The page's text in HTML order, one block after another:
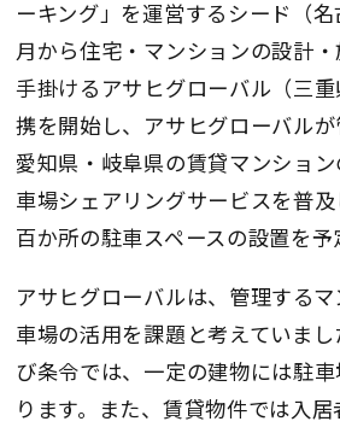
ーキング」を運営するシード（
月から住宅・マンションの設計
手掛けるアサヒグローバル（三
携を開始し、アサヒグローバルが
愛知県・岐阜県の賃貸マンショ
車場シェアリングサービスを普
百か所の駐車スペースの設置を予
アサヒグローバルは、管理する
車場の活用を課題と考えていま
び条令では、一定の建物には駐
ります。また、賃貸物件では入